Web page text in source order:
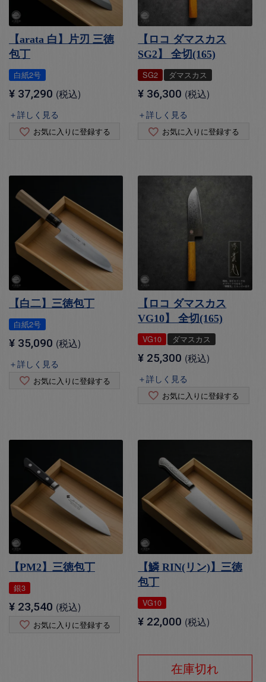
【arata 白】片刃 三徳
包丁
白紙2号
¥ 37,290 税込
＋詳しく見る
お気に入りに登録する
【ロコ ダマスカス
SG2】 全切(165)
SG2 ダマスカス
¥ 36,300 税込
＋詳しく見る
お気に入りに登録する
【白二】三徳包丁
白紙2号
¥ 35,090 税込
＋詳しく見る
お気に入りに登録する
【ロコ ダマスカス
VG10】 全切(165)
VG10 ダマスカス
¥ 25,300 税込
＋詳しく見る
お気に入りに登録する
【PM2】三徳包丁
銀3
¥ 23,540 税込
お気に入りに登録する
【鱗 RIN(リン)】三徳
包丁
VG10
¥ 22,000 税込
在庫切れ